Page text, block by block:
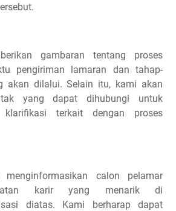
gambaran tentang proses
pengiriman lamaran dan tahap-
akan dilalui. Selain itu, kami akan
yang dapat dihubungi untuk
klarifikasi terkait dengan proses
menginformasikan calon pelamar
karir yang menarik di
diatas. Kami berharap dapat